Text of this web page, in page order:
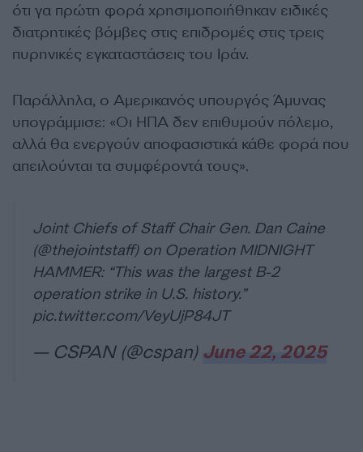
ότι γα πρώτη φορά χρησιμοποιήθηκαν ειδικές
διατρητικές βόμβες στις επιδρομές στις τρεις
πυρηνικές εγκαταστάσεις του Ιράν.
Παράλληλα, ο Αμερικανός υπουργός Άμυνας
υπογράμμισε: «Οι ΗΠΑ δεν επιθυμούν πόλεμο,
αλλά θα ενεργούν αποφασιστικά κάθε φορά που
απειλούνται τα συμφέροντά τους».
Joint Chiefs of Staff Chair Gen. Dan Caine
(@thejointstaff) on Operation MIDNIGHT
HAMMER: “This was the largest B-2
operation strike in U.S. history.”
pic.twitter.com/VeyUjP84JT
— CSPAN (@cspan) June 22, 2025